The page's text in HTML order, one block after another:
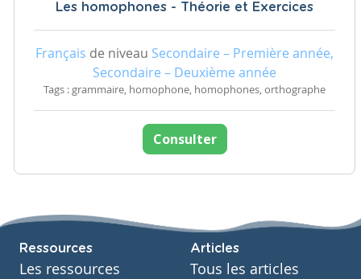
Les homophones - Théorie et Exercices
Français de niveau Secondaire – Première année,
Secondaire – Deuxième année
Tags : grammaire, homophone, homophones, orthographe
Consulter
Ressources
Les ressources
Articles
Tous les articles